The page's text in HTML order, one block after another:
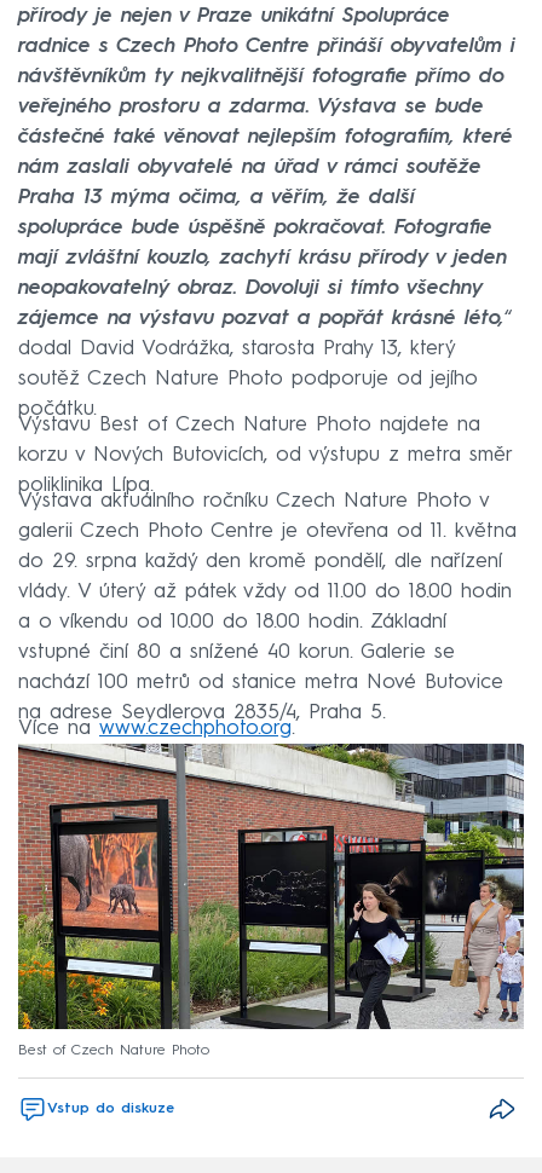
přírody je nejen v Praze unikátní Spolupráce
radnice s Czech Photo Centre přináší obyvatelům i
návštěvníkům ty nejkvalitnější fotografie přímo do
veřejného prostoru a zdarma. Výstava se bude
částečné také věnovat nejlepším fotografiím, které
nám zaslali obyvatelé na úřad v rámci soutěže
Praha 13 mýma očima, a věřím, že další
spolupráce bude úspěšně pokračovat. Fotografie
mají zvláštní kouzlo, zachytí krásu přírody v jeden
neopakovatelný obraz. Dovoluji si tímto všechny
zájemce na výstavu pozvat a popřát krásné léto,“
dodal David Vodrážka, starosta Prahy 13, který
soutěž Czech Nature Photo podporuje od jejího
počátku.
Výstavu Best of Czech Nature Photo najdete na
korzu v Nových Butovicích, od výstupu z metra směr
poliklinika Lípa.
Výstava aktuálního ročníku Czech Nature Photo v
galerii Czech Photo Centre je otevřena od 11. května
do 29. srpna každý den kromě pondělí, dle nařízení
vlády. V úterý až pátek vždy od 11.00 do 18.00 hodin
a o víkendu od 10.00 do 18.00 hodin. Základní
vstupné činí 80 a snížené 40 korun. Galerie se
nachází 100 metrů od stanice metra Nové Butovice
na adrese Seydlerova 2835/4, Praha 5.
Více na www.czechphoto.org.
Best of Czech Nature Photo
Vstup do diskuze